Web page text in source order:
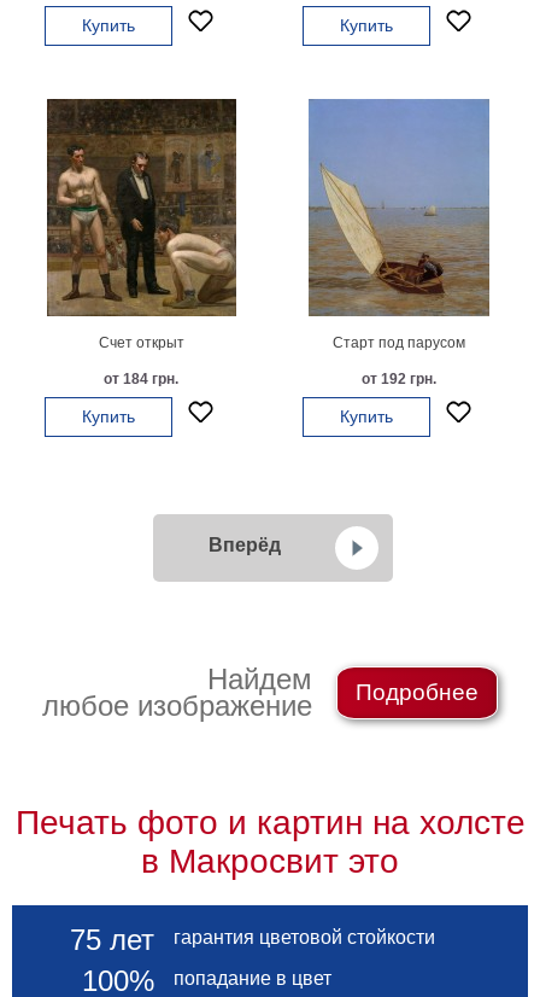
Купить Купить
Счет открыт
от 184 грн.
Купить
Старт под парусом
от 192 грн.
Купить
Вперёд
Найдем
любое изображение
Подробнее
Печать фото и картин на холсте
в Макросвит это
75 лет гарантия цветовой стойкости
100% попадание в цвет